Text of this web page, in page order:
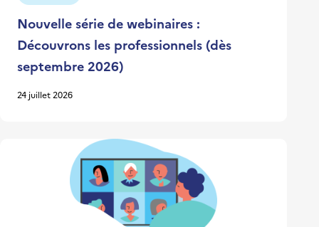
Nouvelle série de webinaires :
Découvrons les professionnels (dès
septembre 2026)
24 juillet 2026